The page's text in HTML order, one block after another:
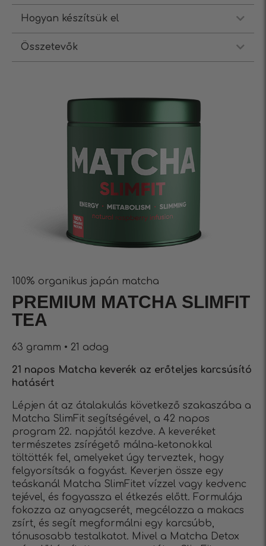
Hogyan készítsük el
Összetevők
100% organikus japán matcha
PREMIUM MATCHA SLIMFIT
TEA
63 gramm • 21 adag
21 napos Matcha keverék az erőteljes karcsúsító
hatásért
Lépjen át az átalakulás következő szakaszába a
Matcha SlimFit segítségével, a 42 napos
program 22. napjától kezdve. A keveréket
természetes zsírégető málna-ketonokkal
töltötték fel, amelyeket úgy terveztek, hogy
felgyorsítsák a fogyást. Keverjen össze egy
teáskanál Matcha SlimFitet vízzel vagy kedvenc
tejével, és fogyassza el étkezés előtt. Formulája
fokozza az anyagcserét, megcélozza a makacs
zsírt, és segít megformálni egy karcsúbb,
tónusosabb testalkatot. Mivel a Matcha Detox